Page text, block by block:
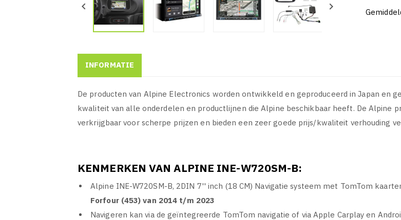
 
INFORMATIE
De producten van Alpine Electronics worden ontwikkeld en geproduceerd in Japan en
kwaliteit van alle onderdelen en productlijnen die Alpine beschikbaar heeft. De Alpine
verkrijgbaar voor scherpe prijzen en bieden een zeer goede prijs/kwaliteit verhouding
KENMERKEN VAN ALPINE INE-W720SM-B:
Alpine INE-W720SM-B, 2DIN 7'' inch (18 CM) Navigatie systeem met TomTom
Forfour (453) van 2014 t/m 2023
Navigeren kan via de geïntegreerde TomTom navigatie of via Apple Carplay en